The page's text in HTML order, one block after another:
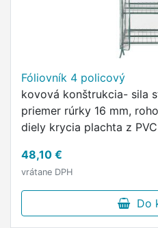
Fóliovník 4 policový
kovová konštrukcia- sila
priemer rúrky 16 mm,
diely krycia plachta z
48,10 €
vrátane DPH
Do